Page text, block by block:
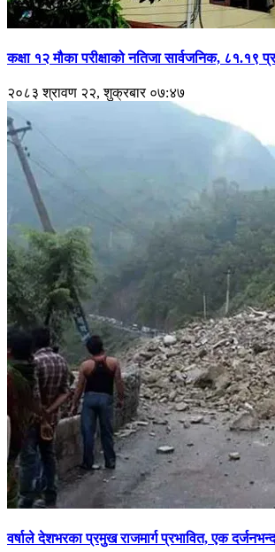
कक्षा १२ मौका परीक्षाको नतिजा सार्वजनिक, ८१.१९
२०८३ श्रावण २२, शुक्रबार ०७:४७
वर्षाले देशभरका प्रमुख राजमार्ग प्रभावित, एक